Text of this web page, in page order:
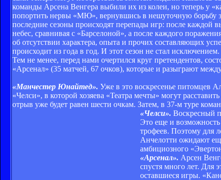
команды Арсена Венгера выбили их из колеи, но теперь у
попортить нервы «МЮ», вернувшись в нешуточную борьбу
последние сезоны происходят перепады игр: после каждой
небес, сравнивая с «Барселоной», а после каждого
об отсутствии характера, опыта и прочих составляющих
происходит из года в год. И этот сезон не стал исключением.
Тем не менее, перед нами очертился круг претендентов,
«Арсенал» (35 матчей, 67 очков), которые и разыграют
«Манчестер Юнайтед». Уже в это воскресенье питомцев
«Челси», в которой хозяева «Театра мечты» могут
отрыв уже будет равен шести очкам. Затем, в 37-м туре
«Челси». Воскресный
Это еще и
трофеев. Поэтому для
Анчелотти ожидают
амбициозного
«Арсенал». Арсен
спустя много лет. Для
оставшиеся игры.